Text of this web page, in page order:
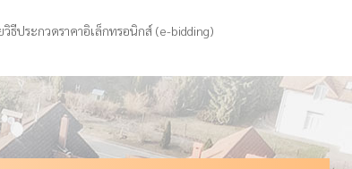
ธีประกวดราคาอิเล็กทรอนิกส์ (e-bidding)